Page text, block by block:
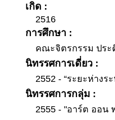
เกิด :
2516
การศึกษา :
คณะจิตรกรรม ประ
นิทรรศการเดี่ยว :
2552 - “ระยะห่างร
นิทรรศการกลุ่ม :
2555 - "อาร์ต ออน